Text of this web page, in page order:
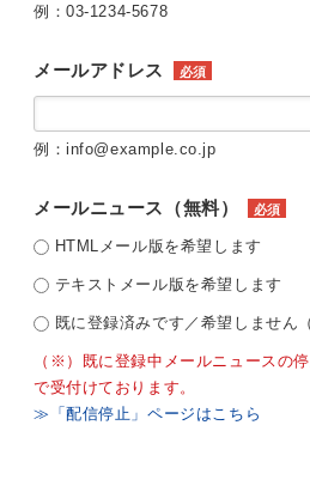
例：03-1234-5678
メールアドレス 必須
例：info@example.co.jp
メールニュース（無料） 必須
HTMLメール版を希望します
テキストメール版を希望します
既に登録済みです／希望しません
（※）既に登録中メールニュースの
で受付けております。
≫「配信停止」ページはこちら